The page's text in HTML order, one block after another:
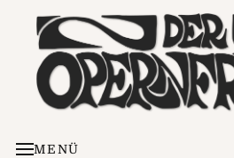
MENÜ